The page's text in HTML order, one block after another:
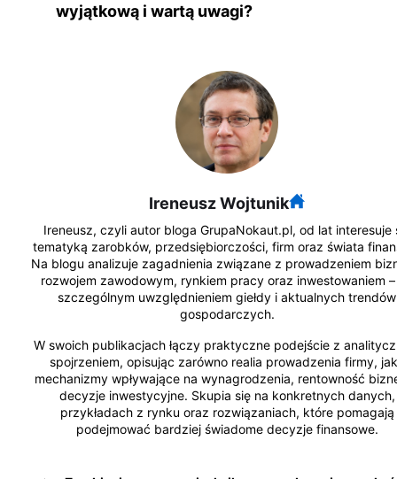
wyjątkową i wartą uwagi?
Ireneusz Wojtunik
Ireneusz, czyli autor bloga GrupaNokaut.pl, od lat interesuje
tematyką zarobków, przedsiębiorczości, firm oraz świata
Na blogu analizuje zagadnienia związane z prowadzeniem
rozwojem zawodowym, rynkiem pracy oraz inwestowaniem
szczególnym uwzględnieniem giełdy i aktualnych trendów
gospodarczych.
W swoich publikacjach łączy praktyczne podejście z
spojrzeniem, opisując zarówno realia prowadzenia firmy,
mechanizmy wpływające na wynagrodzenia, rentowność
decyzje inwestycyjne. Skupia się na konkretnych danych,
przykładach z rynku oraz rozwiązaniach, które pomagają
podejmować bardziej świadome decyzje finansowe.